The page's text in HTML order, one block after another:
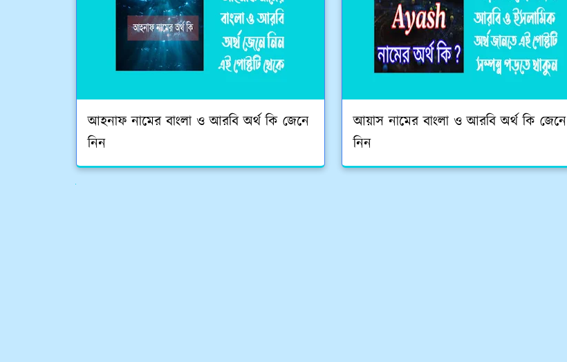
আহনাফ নামের বাংলা ও আরবি অর্থ কি জেনে
নিন
আয়াস নামের বাংলা ও আরবি অর্থ কি জেনে
নিন